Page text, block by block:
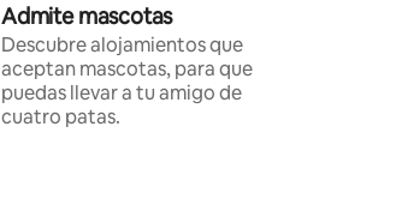
Admite mascotas
Descubre alojamientos que
aceptan mascotas, para que
puedas llevar a tu amigo de
cuatro patas.